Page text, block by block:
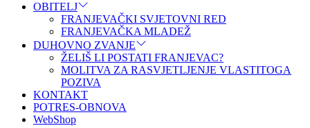
OBITELJ
FRANJEVAČKI SVJETOVNI RED
FRANJEVAČKA MLADEŽ
DUHOVNO ZVANJE
ŽELIŠ LI POSTATI FRANJEVAC?
MOLITVA ZA RASVJETLJENJE VLASTITOGA
POZIVA
KONTAKT
POTRES-OBNOVA
WebShop